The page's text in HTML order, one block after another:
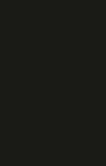
por 6 a 3 pelo
atacante Kayke com